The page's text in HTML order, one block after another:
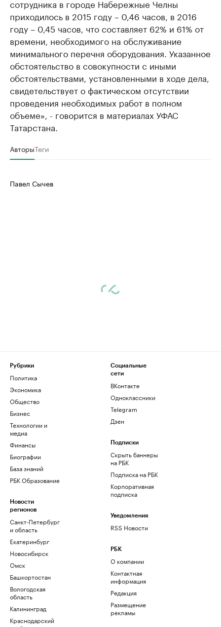
сотрудника в городе Набережные Челны
приходилось в 2015 году – 0,46 часов, в 2016
году – 0,45 часов, что составляет 62% и 61% от
времени, необходимого на обслуживание
минимального перечня оборудования. Указанное
обстоятельство в совокупности с иными
обстоятельствами, установленными в ходе дела,
свидетельствует о фактическом отсутствии
проведения необходимых работ в полном
объеме», - говорится в материалах УФАС
Татарстана.
АвторыТеги
Павел Сычев
Рубрики
Политика
Экономика
Общество
Бизнес
Технологии и
медиа
Финансы
Биографии
База знаний
РБК Образование
Новости
регионов
Санкт-Петербург
и область
Екатеринбург
Новосибирск
Омск
Башкортостан
Вологодская
область
Калининград
Краснодарский
Социальные
сети
ВКонтакте
Одноклассники
Telegram
Дзен
Подписки
Скрыть баннеры
на РБК
Подписка на РБК
Корпоративная
подписка
Уведомления
RSS Новости
РБК
О компании
Контактная
информация
Редакция
Размещение
рекламы